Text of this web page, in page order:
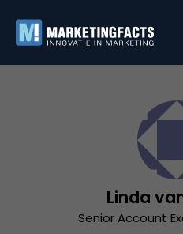
Linda
Senior Account